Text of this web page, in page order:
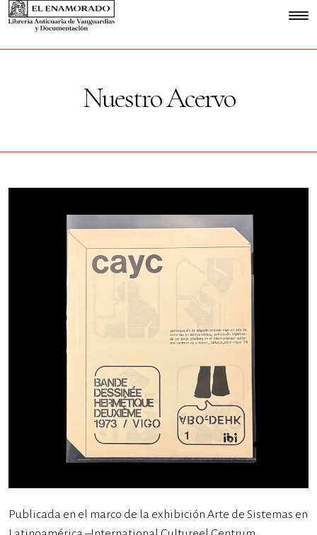
Nuestro Acervo
Publicada en el marco de la exhibición Arte de Sistemas en